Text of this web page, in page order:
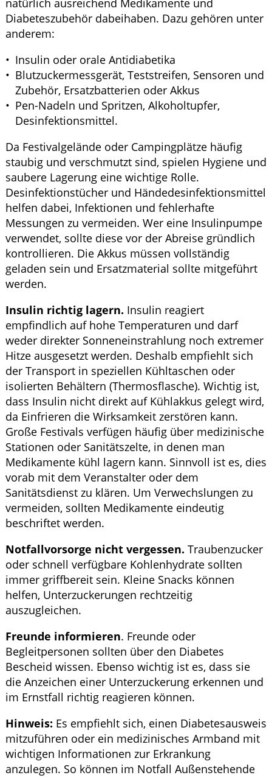
Diabeteszubehör dabeihaben. Dazu gehören unter
anderem:
Insulin oder orale Antidiabetika
Blutzuckermessgerät, Teststreifen, Sensoren und
Zubehör, Ersatzbatterien oder Akkus
Pen-Nadeln und Spritzen, Alkoholtupfer,
Desinfektionsmittel.
Da Festivalgelände oder Campingplätze häufig
staubig und verschmutzt sind, spielen Hygiene und
saubere Lagerung eine wichtige Rolle.
Desinfektionstücher und Händedesinfektionsmittel
helfen dabei, Infektionen und fehlerhafte
Messungen zu vermeiden. Wer eine Insulinpumpe
verwendet, sollte diese vor der Abreise gründlich
kontrollieren. Die Akkus müssen vollständig
geladen sein und Ersatzmaterial sollte mitgeführt
werden.
Insulin richtig lagern. Insulin reagiert
empfindlich auf hohe Temperaturen und darf
weder direkter Sonneneinstrahlung noch extremer
Hitze ausgesetzt werden. Deshalb empfiehlt sich
der Transport in speziellen Kühltaschen oder
isolierten Behältern (Thermosflasche). Wichtig ist,
dass Insulin nicht direkt auf Kühlakkus gelegt wird,
da Einfrieren die Wirksamkeit zerstören kann.
Große Festivals verfügen häufig über medizinische
Stationen oder Sanitätszelte, in denen man
Medikamente kühl lagern kann. Sinnvoll ist es, dies
vorab mit dem Veranstalter oder dem
Sanitätsdienst zu klären. Um Verwechslungen zu
vermeiden, sollten Medikamente eindeutig
beschriftet werden.
Notfallvorsorge nicht vergessen. Traubenzucker
oder schnell verfügbare Kohlenhydrate sollten
immer griffbereit sein. Kleine Snacks können
helfen, Unterzuckerungen rechtzeitig
auszugleichen.
Freunde informieren. Freunde oder
Begleitpersonen sollten über den Diabetes
Bescheid wissen. Ebenso wichtig ist es, dass sie
die Anzeichen einer Unterzuckerung erkennen und
im Ernstfall richtig reagieren können.
Hinweis: Es empfiehlt sich, einen Diabetesausweis
mitzuführen oder ein medizinisches Armband mit
wichtigen Informationen zur Erkrankung
anzulegen. So können im Notfall Außenstehende